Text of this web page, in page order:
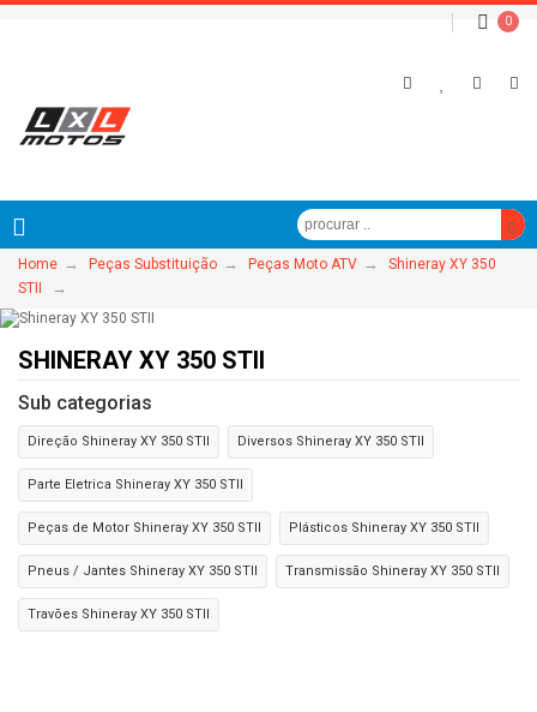
0
Home → Peças Substituição → Peças Moto ATV →
Shineray XY 350
STII
→
SHINERAY XY 350 STII
Sub categorias
Direção Shineray XY 350 STII Diversos Shineray XY 350 STII
Parte Eletrica Shineray XY 350 STII
Peças de Motor Shineray XY 350 STII Plásticos Shineray XY 350 STII
Pneus / Jantes Shineray XY 350 STII Transmissão Shineray XY 350 STII
Travões Shineray XY 350 STII